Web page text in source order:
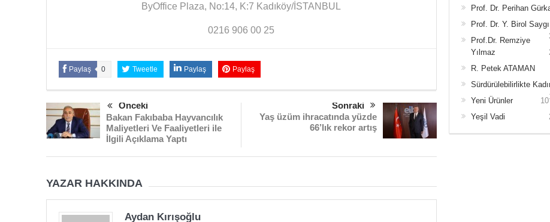
ByOffice Plaza, No:14, K:7 Kadıköy/İSTANBUL
0216 906 00 25
Paylaş 0 Tweetle Paylaş Paylaş
Önceki
Bakan Fakıbaba Hayvancılık
Maliyetleri Ve Faaliyetleri ile
İlgili Açıklama Yaptı
Sonraki
Yaş üzüm ihracatında yüzde
66’lık rekor artış
YAZAR HAKKINDA
Aydan Kırışoğlu
Prof. Dr. Perihan
Prof. Dr. Y. Birol Saygı
Prof.Dr. Remziye
Yılmaz
R. Petek ATAMAN
Sürdürülebilirlikte
Yeni Ürünler
10
Yeşil Vadi